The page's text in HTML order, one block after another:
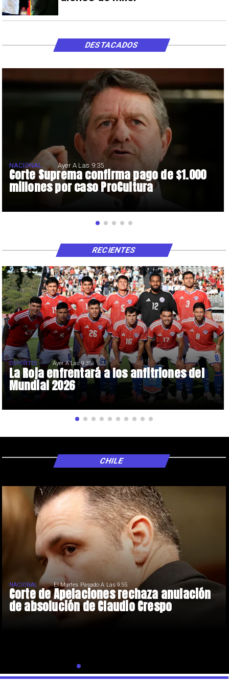
Corte Suprema confirma pago de $1.000
millones por caso ProCultura
NACIONAL Ayer A Las 9:35
DESTACADOS
La Roja enfrentará a los anfitriones del
Mundial 2026
DEPORTES Ayer A Las 9:35
RECIENTES
Corte de Apelaciones rechaza anulación
de absolución de Claudio Crespo
NACIONAL El Martes Pasado A Las 9:55
CHILE